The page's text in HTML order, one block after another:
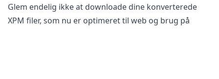
Glem endelig ikke at downloade dine konverterede
XPM filer, som nu er optimeret til web og brug på